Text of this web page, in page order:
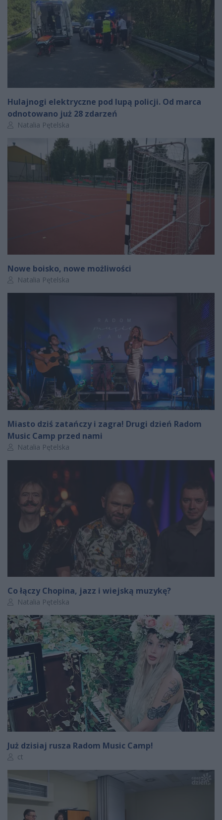
Hulajnogi elektryczne pod lupą policji. Od marca
odnotowano już 28 zdarzeń
Autor artykułu:
Natalia Pętelska
Nowe boisko, nowe możliwości
Autor artykułu:
Natalia Pętelska
Miasto dziś zatańczy i zagra! Drugi dzień Radom
Music Camp przed nami
Autor artykułu:
Natalia Pętelska
Co łączy Chopina, jazz i wiejską muzykę?
Autor artykułu:
Natalia Pętelska
Już dzisiaj rusza Radom Music Camp!
Autor artykułu:
ct